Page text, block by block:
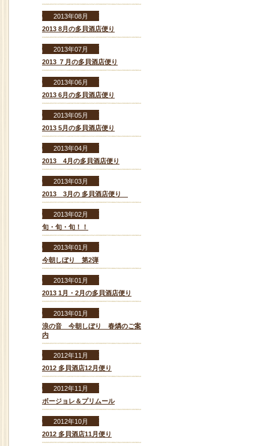
2013年08月
2013 8月の多貝酒店便り
2013年07月
2013 ７月の多貝酒店便り
2013年06月
2013 6月の多貝酒店便り
2013年05月
2013 5月の多貝酒店便り
2013年04月
2013 4月の多貝酒店便り
2013年03月
2013 3月の 多貝酒店便り
2013年02月
旬・旬・旬！！
2013年01月
今朝しぼり 第2弾
2013年01月
2013 1月・2月の多貝酒店便り
2013年01月
浪の音 今朝しぼり 春燐のご案
内
2012年11月
2012 多貝酒店12月便り
2012年11月
ボージョレ＆プリムール
2012年10月
2012 多貝酒店11月便り